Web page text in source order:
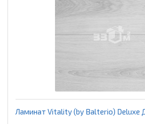
Ламинат Vitality (by Balterio)